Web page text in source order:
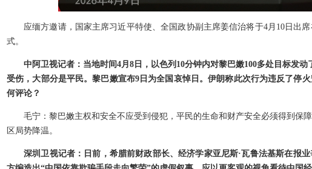
应缅方邀请，国家主席习近平特使、全国政协副主席姜信治将于4月10日出
式。
中阿卫视记者：当地时间4月8日，以色列10分钟内对黎巴嫩100多处目标发动
受伤，大部分是平民。黎巴嫩宣布9日为全国哀悼日。伊朗称此次行为违反了停
何评论？
毛宁：黎巴嫩主权和安全不应受到侵犯，平民的生命和财产安全必须得到保
区局势降温。
深圳卫视记者：日前，希腊前财政部长、经济学家亚尼斯·瓦鲁法基斯在报